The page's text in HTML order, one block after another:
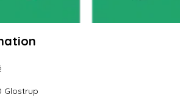
Glostrup